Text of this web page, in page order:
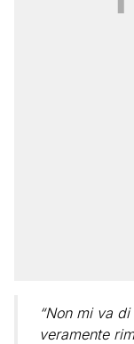
“Non mi va
veramente